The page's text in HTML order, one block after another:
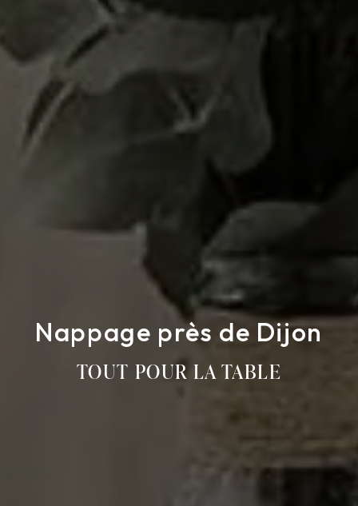
Nappage près de Dijon
TOUT POUR LA TABLE